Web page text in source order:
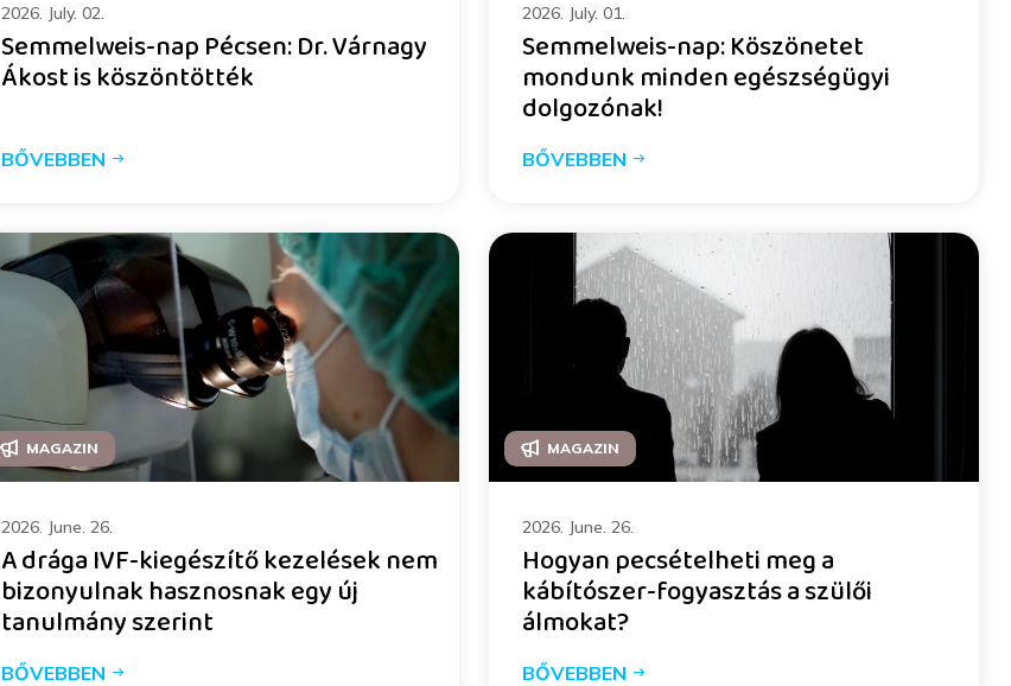
2026. July. 02.
Semmelweis-nap Pécsen: Dr. Várnagy
Ákost is köszöntötték
BŐVEBBEN
2026. July. 01.
Semmelweis-nap: Köszönetet
mondunk minden egészségügyi
dolgozónak!
BŐVEBBEN
MAGAZIN
2026. June. 26.
A drága IVF-kiegészítő kezelések nem
bizonyulnak hasznosnak egy új
tanulmány szerint
BŐVEBBEN
MAGAZIN
2026. June. 26.
Hogyan pecsételheti meg a
kábítószer-fogyasztás a szülői
álmokat?
BŐVEBBEN